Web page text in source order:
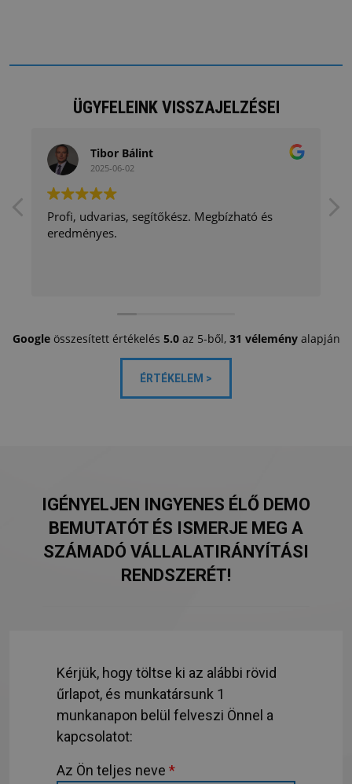
ÜGYFELEINK VISSZAJELZÉSEI
Tibor Bálint
2025-06-02
Profi, udvarias, segítőkész. Megbízható és
eredményes.
Googleösszesített értékelés 5.0az 5-ből, 31 véleményalapján
ÉRTÉKELEM >
IGÉNYELJEN INGYENES ÉLŐ DEMO
BEMUTATÓT ÉS ISMERJE MEG A
SZÁMADÓ VÁLLALATIRÁNYÍTÁSI
RENDSZERÉT!
Kérjük, hogy töltse ki az alábbi rövid
űrlapot, és munkatársunk 1
munkanapon belül felveszi Önnel a
kapcsolatot:
Az Ön teljes neve *